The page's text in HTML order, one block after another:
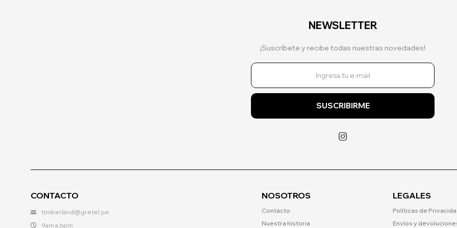
CONTACTO
timberland@gretel.pe
9am a 6pm
NOSOTROS
Contacto
Nuestra historia
LEGALES
Políticas de
Envíos y
NEWSLETTER
¡Suscríbete y recibe todas nuestras novedades!
SUSCRIBIRME
